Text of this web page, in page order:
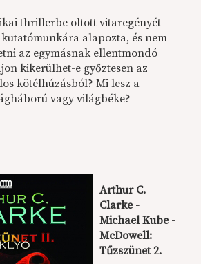
thrillerbe oltott vitaregényét
alapozta, és nem
az egymásnak ellentmondó
kikerülhet-e győztesen az
kötélhúzásból? Mi lesz a
vagy világbéke?
Arthur C.
Clarke -
Michael Kube -
McDowell:
Tűzszünet 2.